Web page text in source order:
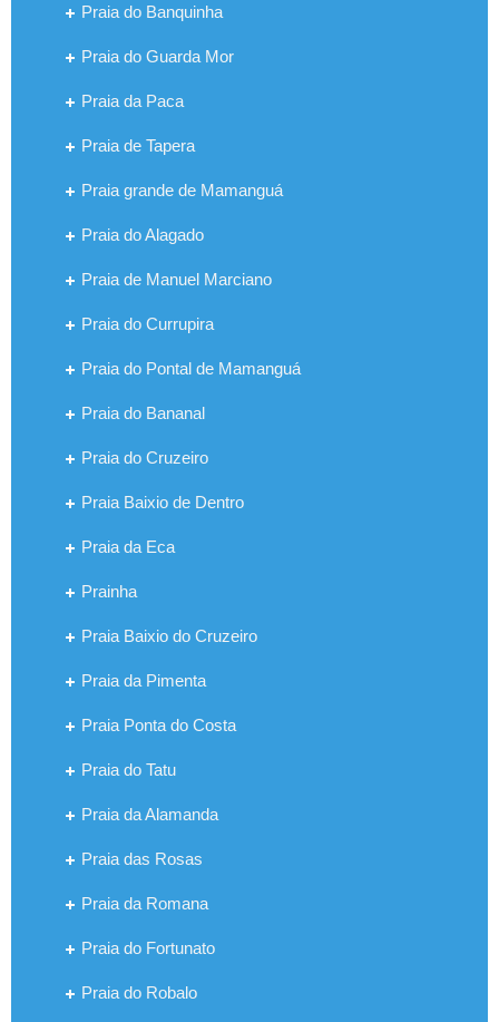
Praia do Banquinha
Praia do Guarda Mor
Praia da Paca
Praia de Tapera
Praia grande de Mamanguá
Praia do Alagado
Praia de Manuel Marciano
Praia do Currupira
Praia do Pontal de Mamanguá
Praia do Bananal
Praia do Cruzeiro
Praia Baixio de Dentro
Praia da Eca
Prainha
Praia Baixio do Cruzeiro
Praia da Pimenta
Praia Ponta do Costa
Praia do Tatu
Praia da Alamanda
Praia das Rosas
Praia da Romana
Praia do Fortunato
Praia do Robalo